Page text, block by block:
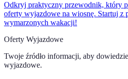
Odkryj praktyczny przewodnik, który
oferty wyjazdowe na wiosnę. Startuj z
wymarzonych wakacji!
Oferty Wyjazdowe
Twoje źródło informacji, aby
wyjazdowe.